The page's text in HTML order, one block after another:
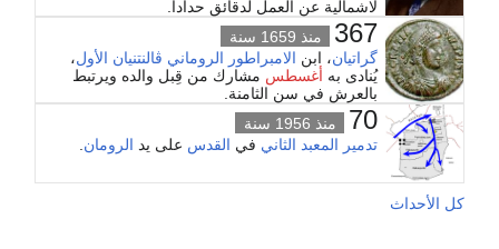
لاشمالية عن العمل لدقائق حداداً.
367
منذ 1659 سنة
گراتيان، ابن الامبراطور الروماني ڤالنتنيان الأول،
يُنادى به أغسطس مشارك من قِبل والده ويرتبط
بالعرش في سن الثامنة.
70
منذ 1956 سنة
تدمير المعبد الثاني في القدس على يد الرومان
كل الأحداث